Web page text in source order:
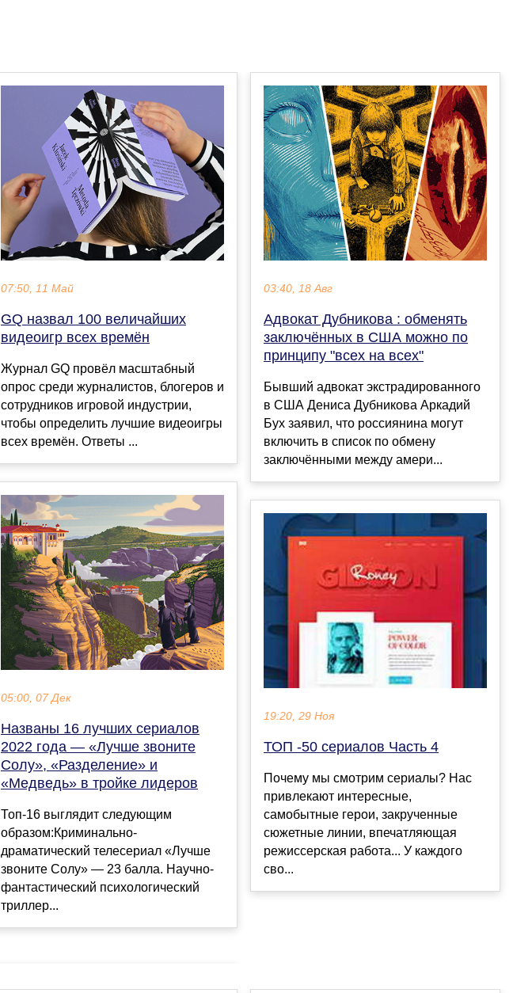
07:50, 11 Май
GQ назвал 100 величайших
видеоигр всех времён
Журнал GQ провёл масштабный
опрос среди журналистов, блогеров и
сотрудников игровой индустрии,
чтобы определить лучшие видеоигры
всех времён. Ответы ...
05:00, 07 Дек
Названы 16 лучших сериалов
2022 года — «Лучше звоните
Солу», «Разделение» и
«Медведь» в тройке лидеров
Топ-16 выглядит следующим
образом:Криминально-
драматический телесериал «Лучше
звоните Солу» — 23 балла. Научно-
фантастический психологический
триллер...
03:40, 18 Авг
Адвокат Дубникова : обменять
заключённых в США можно по
принципу "всех на всех"
Бывший адвокат экстрадированного
в США Дениса Дубникова Аркадий
Бух заявил, что россиянина могут
включить в список по обмену
заключёнными между амери...
19:20, 29 Ноя
ТОП -50 сериалов Часть 4
Почему мы смотрим сериалы? Нас
привлекают интересные,
самобытные герои, закрученные
сюжетные линии, впечатляющая
режиссерская работа... У каждого
сво...